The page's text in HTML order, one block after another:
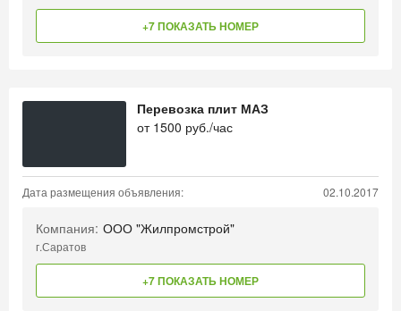
+7 ПОКАЗАТЬ НОМЕР
Перевозка плит МАЗ
от 1500 руб./час
Дата размещения объявления: 02.10.2017
Компания: ООО "Жилпромстрой"
г.Саратов
+7 ПОКАЗАТЬ НОМЕР